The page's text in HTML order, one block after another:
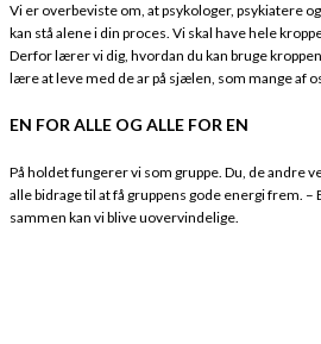
Vi er overbeviste om, at psykologer, psykiatere
kan stå alene i din proces. Vi skal have hele
Derfor lærer vi dig, hvordan du kan bruge
lære at leve med de ar på sjælen, som mange af
EN FOR ALLE OG ALLE FOR EN
På holdet fungerer vi som gruppe. Du, de andre
alle bidrage til at få gruppens gode energi frem.
sammen kan vi blive uovervindelige.